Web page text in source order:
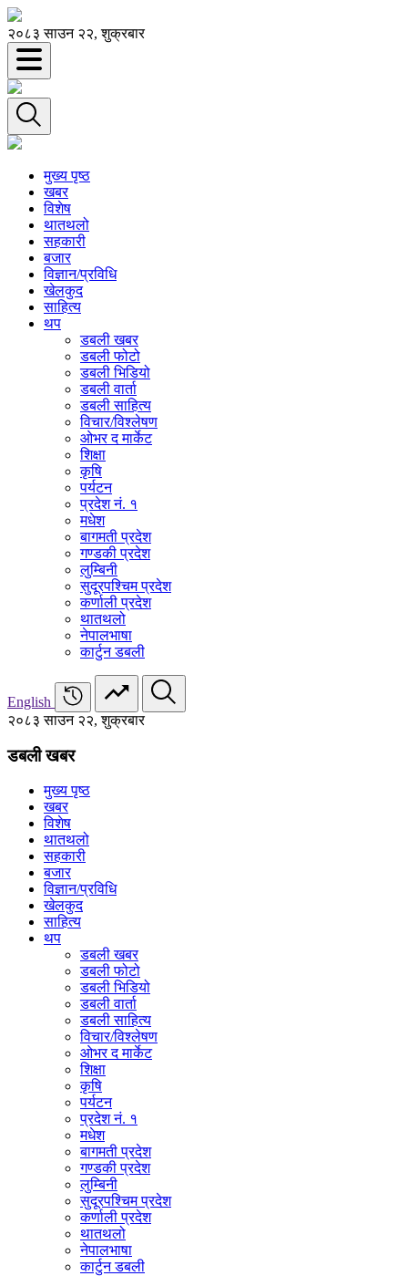
२०८३ साउन २२, शुक्रबार
मुख्य पृष्ठ
खबर
विशेष
थातथलो
सहकारी
बजार
विज्ञान/प्रविधि
खेलकुद
साहित्य
थप
डबली खबर
डबली फोटो
डबली भिडियो
डबली वार्ता
डबली साहित्य
विचार/विश्‍लेषण
ओभर द मार्केट
शिक्षा
कृषि
पर्यटन
प्रदेश नं. १
मधेश
बागमती प्रदेश
गण्डकी प्रदेश
लुम्बिनी
सुदूरपश्चिम प्रदेश
कर्णाली प्रदेश
थातथलो
नेपालभाषा
कार्टुन डबली
English
२०८३ साउन २२, शुक्रबार
डबली खबर
मुख्य पृष्ठ
खबर
विशेष
थातथलो
सहकारी
बजार
विज्ञान/प्रविधि
खेलकुद
साहित्य
थप
डबली खबर
डबली फोटो
डबली भिडियो
डबली वार्ता
डबली साहित्य
विचार/विश्‍लेषण
ओभर द मार्केट
शिक्षा
कृषि
पर्यटन
प्रदेश नं. १
मधेश
बागमती प्रदेश
गण्डकी प्रदेश
लुम्बिनी
सुदूरपश्चिम प्रदेश
कर्णाली प्रदेश
थातथलो
नेपालभाषा
कार्टुन डबली